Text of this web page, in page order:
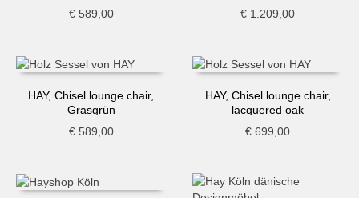
€589,00
€ 1.209,00
HAY, Chisel lounge chair,
Grasgrün
€589,00
HAY, Chisel lounge chair,
lacquered oak
€ 699,00